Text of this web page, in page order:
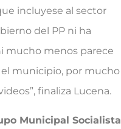
incluyese al sector
del PP ni ha
mucho menos parece
municipio, por mucho
finaliza Lucena.
Municipal Socialista